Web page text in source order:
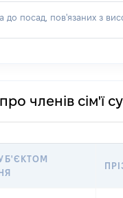
посад, пов'язаних з
членів сім'ї